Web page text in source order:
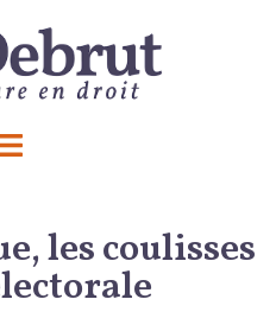
fermer
les coulisses